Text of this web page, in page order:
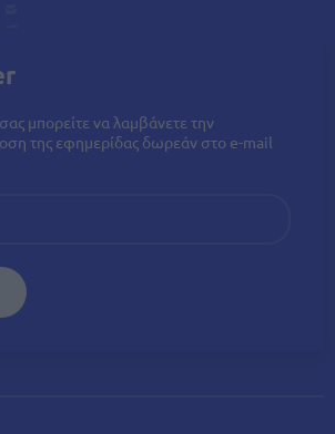
μπορείτε να λαμβάνετε την
της εφημερίδας δωρεάν στο e-mail